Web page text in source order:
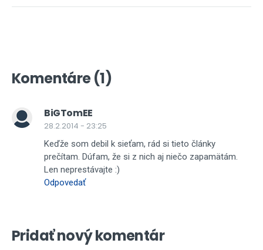
Komentáre (1)
BiGTomEE
28.2.2014 - 23:25
Keďže som debil k sieťam, rád si tieto články
prečítam. Dúfam, že si z nich aj niečo zapamätám.
Len neprestávajte :)
Odpovedať
Pridať nový komentár